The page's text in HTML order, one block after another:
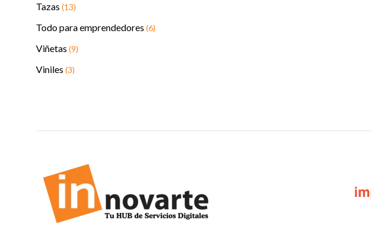
Tazas (13)
Todo para emprendedores (6)
Viñetas (9)
Viniles (3)